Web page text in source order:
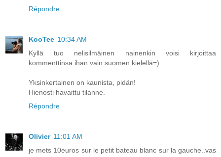
Répondre
KooTee 10:34 AM
Kyllä tuo nelisilmäinen nainenkin voisi kirjoittaa
kommenttinsa ihan vain suomen kielellä=)
Yksinkertainen on kaunista, pidän!
Hienosti havaittu tilanne.
Répondre
Olivier 11:01 AM
je mets 10euros sur le petit bateau blanc sur la gauche..vas